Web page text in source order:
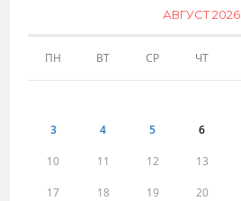
АВГУСТ 2026
ПН ВТ СР ЧТ
3 4 5 6
10 11 12 13
17 18 19 20